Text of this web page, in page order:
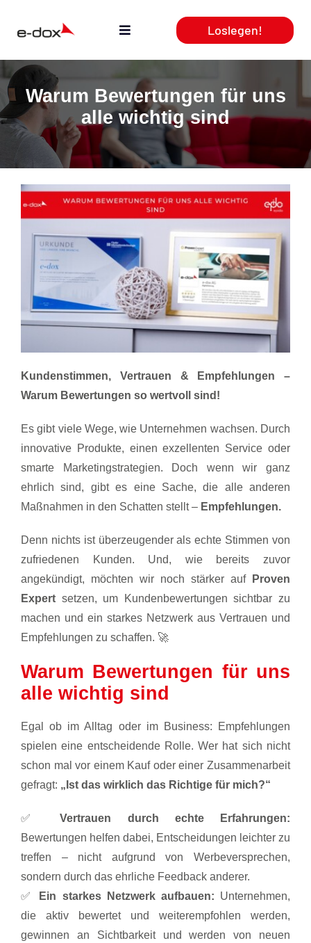
Inhalt
Toggle
Aktuelles
Leistungen
Produkte
Webcasts
Team
Loslegen!
Warum Bewertungen für uns
alle wichtig sind
Kundenstimmen, Vertrauen & Empfehlungen –
Warum Bewertungen so wertvoll sind!
Es gibt viele Wege, wie Unternehmen wachsen. Durch
innovative Produkte, einen exzellenten Service oder
smarte Marketingstrategien. Doch wenn wir ganz
ehrlich sind, gibt es eine Sache, die alle anderen
Maßnahmen in den Schatten stellt – Empfehlungen.
Denn nichts ist überzeugender als echte Stimmen von
zufriedenen Kunden. Und, wie bereits zuvor
angekündigt, möchten wir noch stärker auf
Proven
Expert setzen, um Kundenbewertungen sichtbar zu
machen und ein starkes Netzwerk aus Vertrauen und
Empfehlungen zu schaffen. 🚀
Warum Bewertungen für uns
alle wichtig sind
Egal ob im Alltag oder im Business: Empfehlungen
spielen eine entscheidende Rolle. Wer hat sich nicht
schon mal vor einem Kauf oder einer Zusammenarbeit
gefragt: „Ist das wirklich das Richtige für mich?“
✅Vertrauen durch echte Erfahrungen:
Bewertungen helfen dabei, Entscheidungen leichter zu
treffen – nicht aufgrund von Werbeversprechen,
sondern durch das ehrliche Feedback anderer.
✅
Ein starkes Netzwerk aufbauen: Unternehmen,
die aktiv bewertet und weiterempfohlen werden,
gewinnen an Sichtbarkeit und werden von neuen